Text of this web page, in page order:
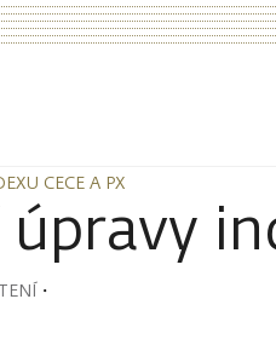
CECE A PX
CECE A PX
・